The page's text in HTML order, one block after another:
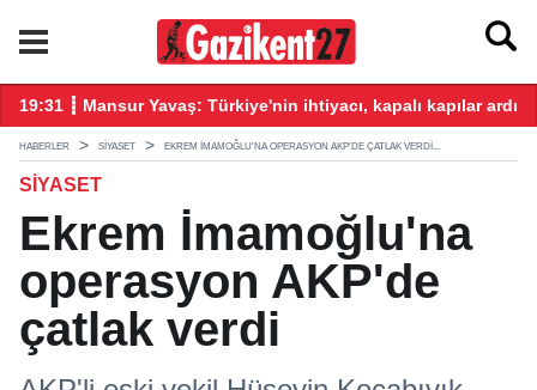
katkı vereceğiz!
19:31 ┋ Mansur Yavaş: Türkiye'nin ihtiyacı, kapalı kapılar
HABERLER SIYASET EKREM İMAMOĞLU'NA OPERASYON AKP'DE ÇATLAK VERDI...
SIYASET
Ekrem İmamoğlu'na
operasyon AKP'de
çatlak verdi